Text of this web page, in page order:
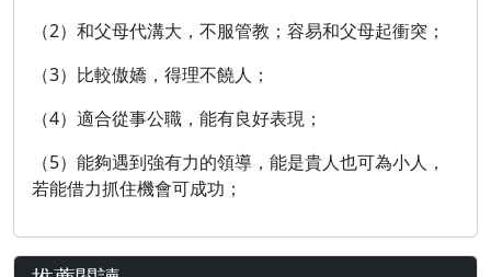
（2）和父母代溝大，不服管教；容易和父母起衝突；
（3）比較傲嬌，得理不饒人；
（4）適合從事公職，能有良好表現；
（5）能夠遇到強有力的領導，能是貴人也可為小人，
若能借力抓住機會可成功；